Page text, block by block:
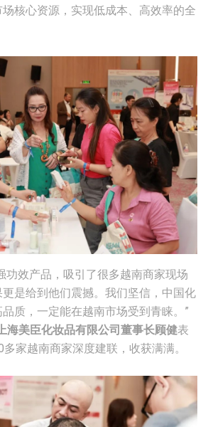
核心资源，实现低成本、高效率的全
功效产品，吸引了很多越南商家现场
是给到他们震撼。我们坚信，中国化
质，一定能在越南市场受到青睐。”
海美臣化妆品有限公司董事长顾健表
家越南商家深度建联，收获满满。